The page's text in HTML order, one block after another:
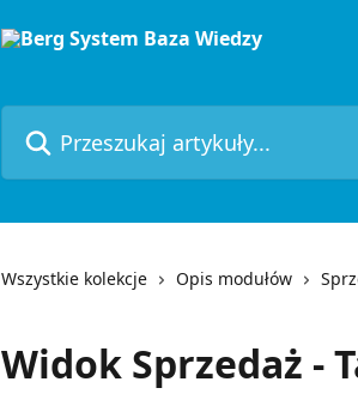
Wszystkie kolekcje Opis modułów
Widok Sprzedaż -